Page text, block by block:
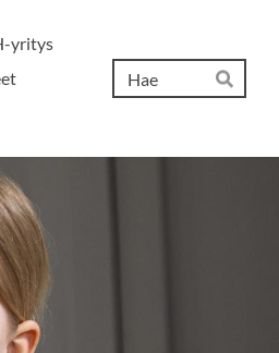
yritys
Hae